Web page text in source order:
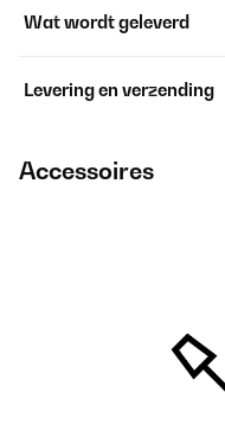
Wat wordt geleverd
Levering en verzending
Accessoires